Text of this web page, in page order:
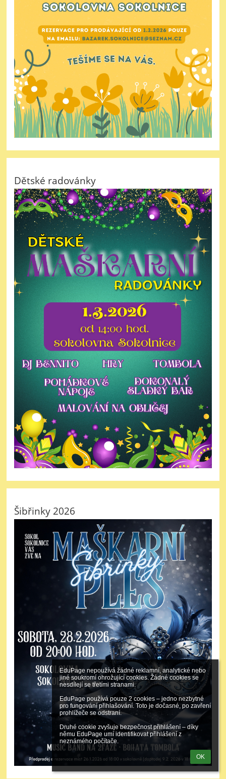
EduPage nepoužívá žádné reklamní, analytické nebo
jiné soukromí ohrožující cookies. Žádné cookies se
nesdílejí se třetími stranami.
EduPage používá pouze 2 cookies – jedno nezbytné
pro fungování přihlašování. Toto je dočasné, po zavření
prohlížeče se odstraní.
Druhé cookie zvyšuje bezpečnost přihlášení – díky
němu EduPage umí identifikovat přihlášení z
neznámého počítače.
OK
Dětské radovánky
Šibřinky 2026